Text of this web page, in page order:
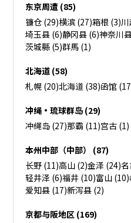
东京周遭 (85)
镰仓 (29)横滨 (27)箱根 (3)
埼玉县 (6)静冈县 (6)神奈川
茨城縣 (5)群馬 (1)
北海道 (58)
札幌 (20)北海道 (38)函馆
冲绳・琉球群岛 (29)
冲绳岛 (27)那霸 (11)宫古 (1)
本州中部（中部） (87)
长野 (11)高山 (2)金泽 (24)
轻井泽 (6)福井 (10)富山 (10)
爱知县 (17)新泻县 (2)
京都与阪地区 (169)